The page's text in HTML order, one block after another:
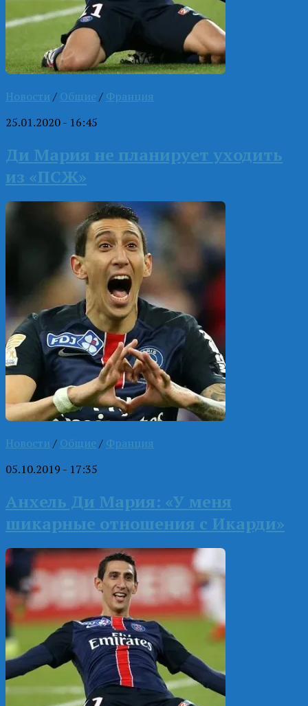
Новости / Общие / Франция
25.01.2020 - 16:45
Ди Мария не планирует уходить
из «ПСЖ»
Новости / Общие / Франция
05.10.2019 - 17:35
Анхель Ди Мария: «У меня
шикарные отношения с Икарди»